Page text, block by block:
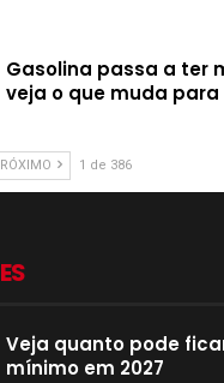
Gasolina passa a ter
veja o que muda
1 de 386
Veja quanto pode
mínimo em 2027